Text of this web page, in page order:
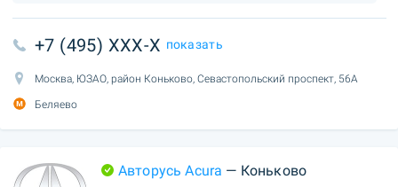
+7 (495) XXX-X показать
Москва, ЮЗАО, район Коньково, Севастопольский проспект, 56А
Беляево
Авторусь Acura — Коньково